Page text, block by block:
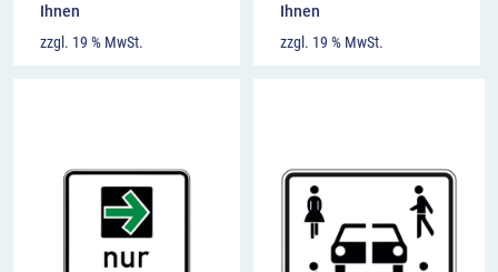
Ihnen
zzgl. 19 % MwSt.
Ihnen
zzgl. 19 % MwSt.